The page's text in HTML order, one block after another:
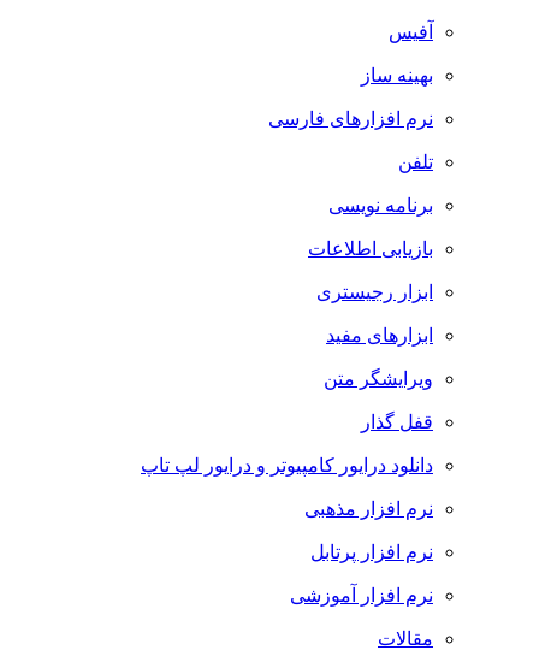
آفیس
بهینه ساز
نرم افزارهای فارسی
تلفن
برنامه نویسی
بازیابی اطلاعات
ابزار رجیستری
ابزارهای مفید
ویرایشگر متن
قفل گذار
دانلود درایور کامپیوتر و درایور لپ تاپ
نرم افزار مذهبی
نرم افزار پرتابل
نرم افزار آموزشی
مقالات